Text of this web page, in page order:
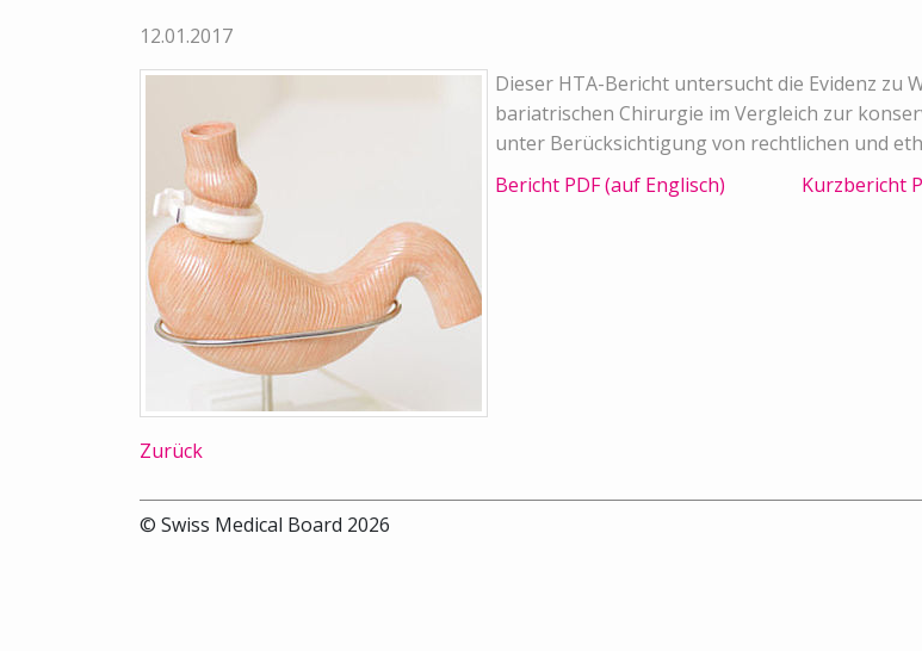
12.01.2017
Dieser HTA-Bericht untersucht die Evidenz zu
bariatrischen Chirurgie im Vergleich zur
unter Berücksichtigung von rechtlichen und
Bericht PDF (auf Englisch)
Kurzbericht
Zurück
© Swiss Medical Board 2026